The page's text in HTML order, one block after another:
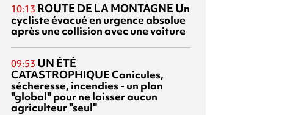
10:13 ROUTE DE LA MONTAGNE Un
cycliste évacué en urgence absolue
après une collision avec une voiture
09:53 UN ÉTÉ
CATASTROPHIQUECanicules,
sécheresse, incendies - un plan
"global" pour ne laisser aucun
agriculteur "seul"